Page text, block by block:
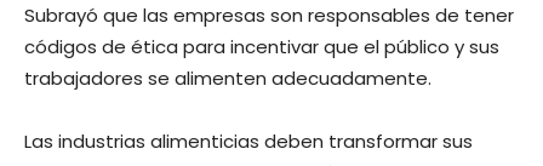
Subrayó que las empresas son responsables de tener
códigos de ética para incentivar que el público y sus
trabajadores se alimenten adecuadamente.
Las industrias alimenticias deben transformar sus